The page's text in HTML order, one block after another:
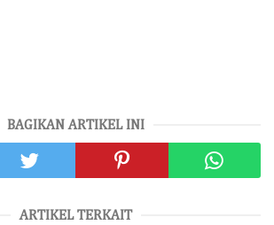
BAGIKAN ARTIKEL INI
ARTIKEL TERKAIT